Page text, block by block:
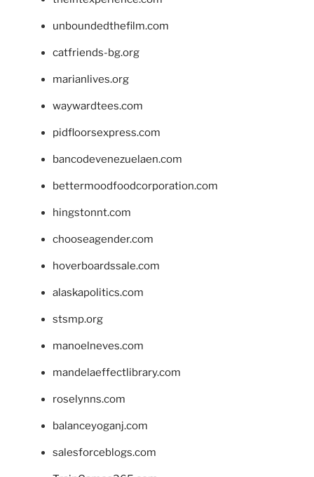
unboundedthefilm.com
catfriends-bg.org
marianlives.org
waywardtees.com
pidfloorsexpress.com
bancodevenezuelaen.com
bettermoodfoodcorporation.com
hingstonnt.com
chooseagender.com
hoverboardssale.com
alaskapolitics.com
stsmp.org
manoelneves.com
mandelaeffectlibrary.com
roselynns.com
balanceyoganj.com
salesforceblogs.com